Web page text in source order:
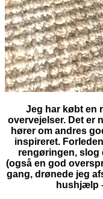
Jeg har købt en
overvejelser. Det er
hører om andres
inspireret.
rengøringen, slog
(også en god
gang, drønede jeg
hushjælp